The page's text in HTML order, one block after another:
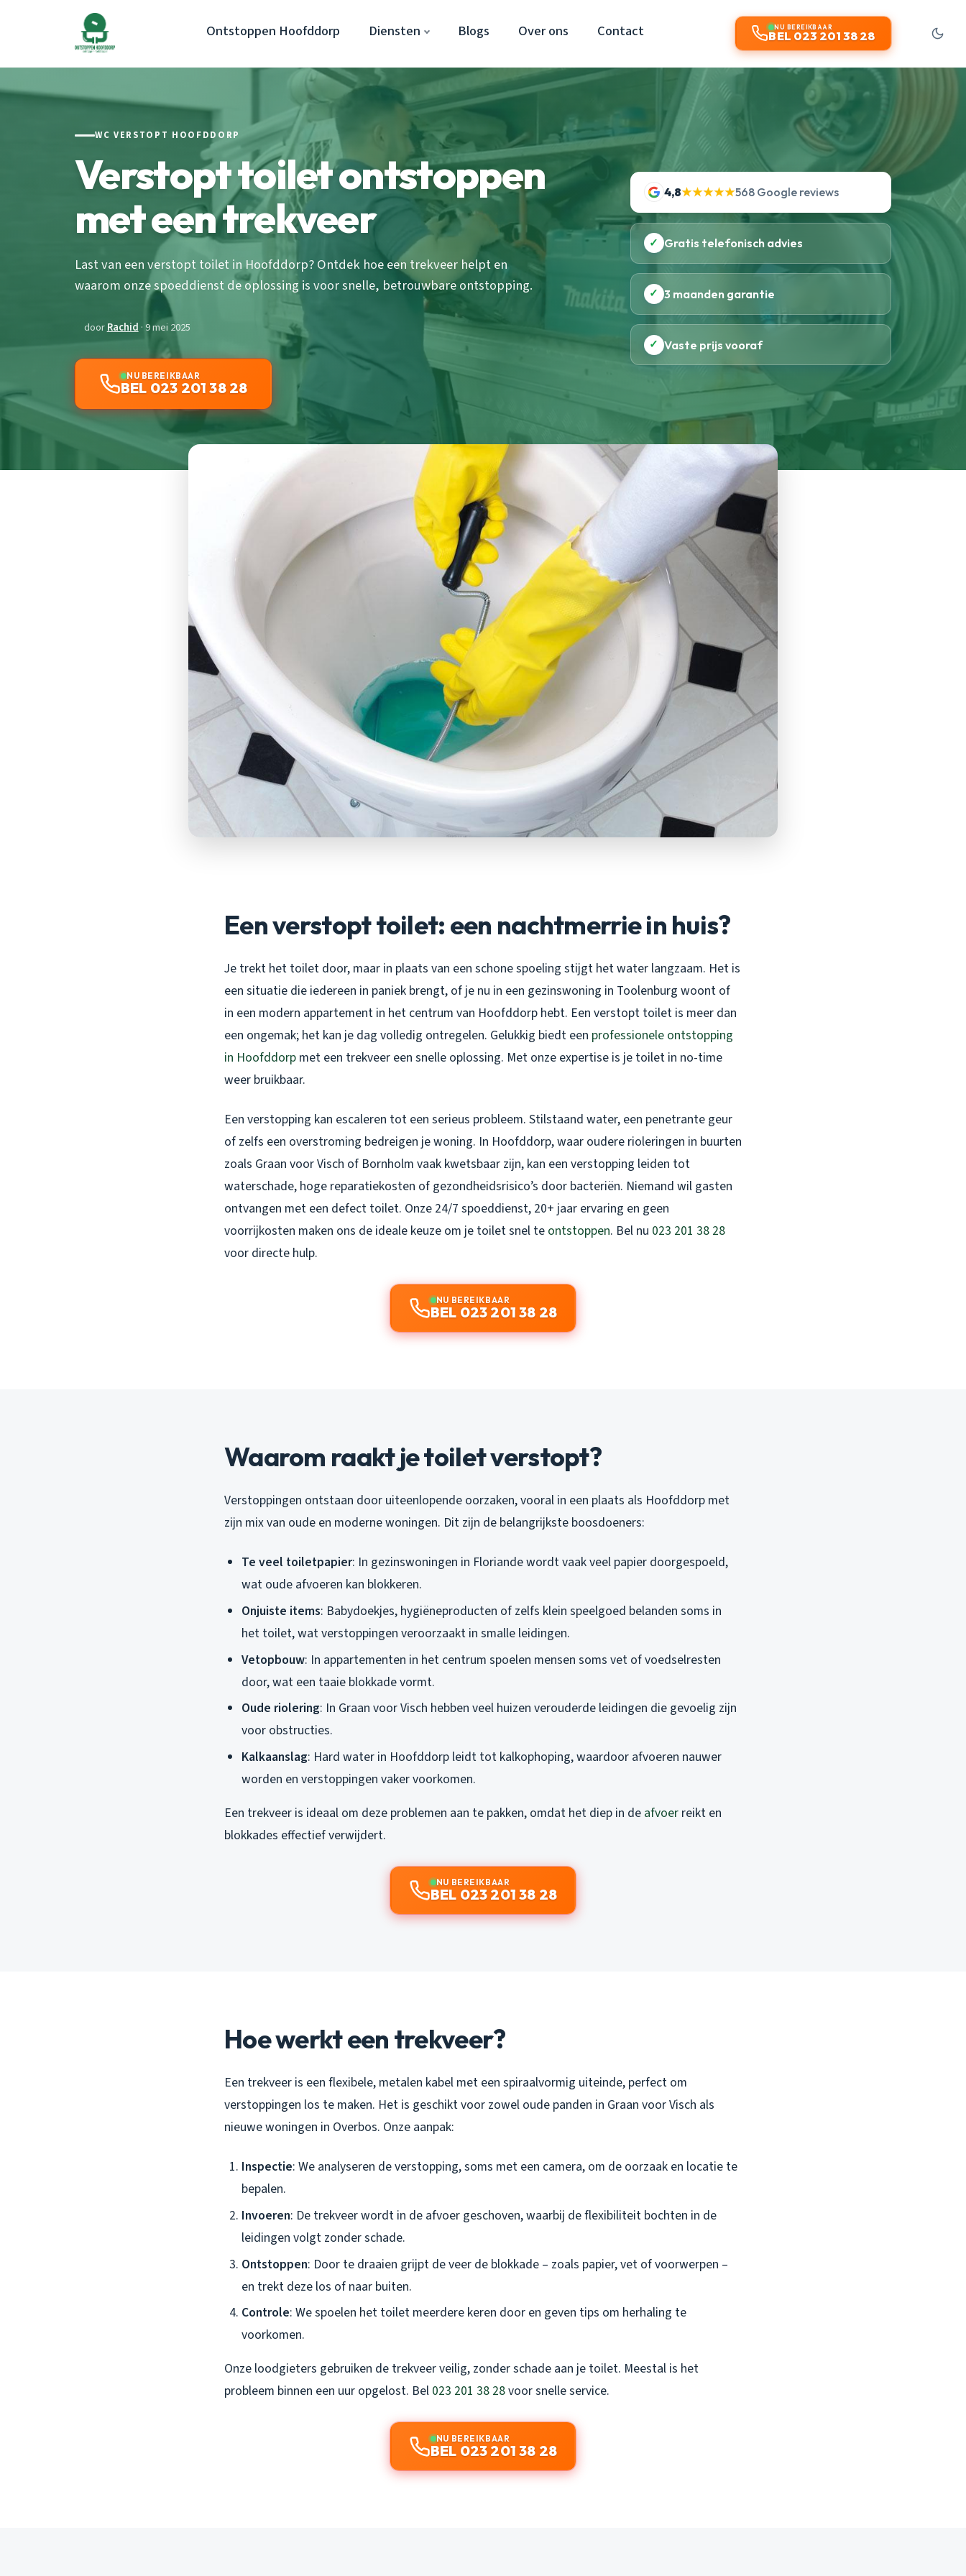
Ontstoppen Hoofddorp Diensten Blogs Over ons Contact NU BEREIKBAAR
BEL 023 201 38 28
WC VERSTOPT HOOFDDORP
Verstopt toilet ontstoppen
met een trekveer
Last van een verstopt toilet in Hoofddorp? Ontdek hoe een trekveer helpt en
waarom onze spoeddienst de oplossing is voor snelle, betrouwbare ontstopping.
doorRachid · 9 mei 2025
NU BEREIKBAAR
BEL 023 201 38 28
4,8★★★★★568 Google reviews
✓ Gratis telefonisch advies
✓ 3 maanden garantie
✓ Vaste prijs vooraf
Een verstopt toilet: een nachtmerrie in huis?
Je trekt het toilet door, maar in plaats van een schone spoeling stijgt het water langzaam. Het is
een situatie die iedereen in paniek brengt, of je nu in een gezinswoning in Toolenburg woont of
in een modern appartement in het centrum van Hoofddorp hebt. Een verstopt toilet is meer dan
een ongemak; het kan je dag volledig ontregelen. Gelukkig biedt een professionele ontstopping
in Hoofddorp met een trekveer een snelle oplossing. Met onze expertise is je toilet in no-time
weer bruikbaar.
Een verstopping kan escaleren tot een serieus probleem. Stilstaand water, een penetrante geur
of zelfs een overstroming bedreigen je woning. In Hoofddorp, waar oudere rioleringen in buurten
zoals Graan voor Visch of Bornholm vaak kwetsbaar zijn, kan een verstopping leiden tot
waterschade, hoge reparatiekosten of gezondheidsrisico’s door bacteriën. Niemand wil gasten
ontvangen met een defect toilet. Onze 24/7 spoeddienst, 20+ jaar ervaring en geen
voorrijkosten maken ons de ideale keuze om je toilet snel te ontstoppen. Bel nu 023 201 38 28
voor directe hulp.
NU BEREIKBAAR
BEL 023 201 38 28
Waarom raakt je toilet verstopt?
Verstoppingen ontstaan door uiteenlopende oorzaken, vooral in een plaats als Hoofddorp met
zijn mix van oude en moderne woningen. Dit zijn de belangrijkste boosdoeners:
Te veel toiletpapier: In gezinswoningen in Floriande wordt vaak veel papier doorgespoeld,
wat oude afvoeren kan blokkeren.
Onjuiste items: Babydoekjes, hygiëneproducten of zelfs klein speelgoed belanden soms in
het toilet, wat verstoppingen veroorzaakt in smalle leidingen.
Vetopbouw: In appartementen in het centrum spoelen mensen soms vet of voedselresten
door, wat een taaie blokkade vormt.
Oude riolering: In Graan voor Visch hebben veel huizen verouderde leidingen die gevoelig zijn
voor obstructies.
Kalkaanslag: Hard water in Hoofddorp leidt tot kalkophoping, waardoor afvoeren nauwer
worden en verstoppingen vaker voorkomen.
Een trekveer is ideaal om deze problemen aan te pakken, omdat het diep in de afvoer reikt en
blokkades effectief verwijdert.
NU BEREIKBAAR
BEL 023 201 38 28
Hoe werkt een trekveer?
Een trekveer is een flexibele, metalen kabel met een spiraalvormig uiteinde, perfect om
verstoppingen los te maken. Het is geschikt voor zowel oude panden in Graan voor Visch als
nieuwe woningen in Overbos. Onze aanpak:
Inspectie: We analyseren de verstopping, soms met een camera, om de oorzaak en locatie te
bepalen.
Invoeren: De trekveer wordt in de afvoer geschoven, waarbij de flexibiliteit bochten in de
leidingen volgt zonder schade.
Ontstoppen: Door te draaien grijpt de veer de blokkade – zoals papier, vet of voorwerpen –
en trekt deze los of naar buiten.
Controle: We spoelen het toilet meerdere keren door en geven tips om herhaling te
voorkomen.
Onze loodgieters gebruiken de trekveer veilig, zonder schade aan je toilet. Meestal is het
probleem binnen een uur opgelost. Bel 023 201 38 28voor snelle service.
NU BEREIKBAAR
BEL 023 201 38 28